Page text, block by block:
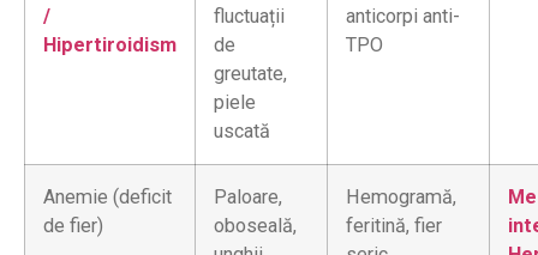
/
Hipertiroidism
fluctuații
de
greutate,
piele
uscată
anticorpi anti-
TPO
Anemie (deficit
de fier)
Paloare,
oboseală,
Hemogramă,
feritină, fier